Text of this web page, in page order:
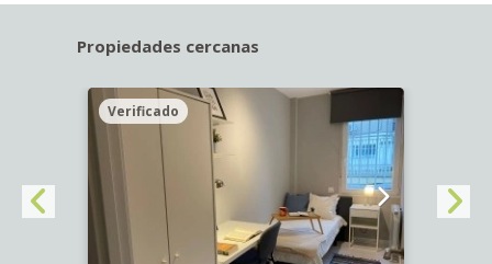
Propiedades cercanas
Verificado